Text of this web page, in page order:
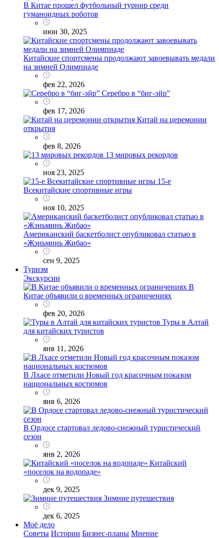
В Китае прошел футбольный турнир среди
гуманоидных роботов
июн 30, 2025
Китайские спортсмены продолжают завоевывать медали
на зимней Олимпиаде
фев 22, 2026
Серебро в “биг-эйр”
фев 17, 2026
Китай на церемонии
открытия
фев 8, 2026
13 мировых рекордов
ноя 23, 2025
15-е
Всекитайские спортивные игры
ноя 10, 2025
Американский баскетболист опубликовал статью в
«Жэньминь Жибао»
сен 9, 2025
Туризм
Экскурсии
В
Китае объявили о временных ограничениях
фев 20, 2026
Туры в Алтай
для китайских туристов
янв 11, 2026
В Лхасе отметили Новый год красочным показом
национальных костюмов
янв 6, 2026
В Ордосе стартовал ледово-снежный туристический
сезон
янв 2, 2026
Китайский
«поселок на водопаде»
дек 9, 2025
Зимние путешествия
дек 6, 2025
Моё дело
Советы Истории Бизнес-планы Мнение